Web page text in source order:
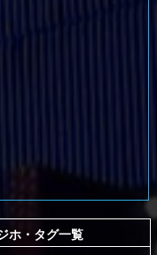
ホ・タグ一覧